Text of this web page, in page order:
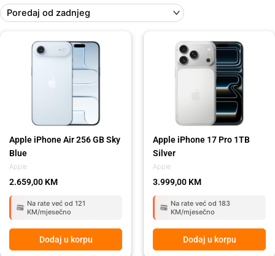
Apple
Apple iPhone Air 256 GB Sky
Blue
2.659,00 KM
Na rate već od 121
KM/mjesečno
Dodaj u korpu
Apple
Apple iPhone 17 Pro 1TB
Silver
3.999,00 KM
Na rate već od 183
KM/mjesečno
Dodaj u korpu